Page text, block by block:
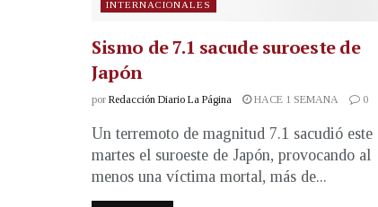
INTERNACIONALES
Sismo de 7.1 sacude suroeste de
Japón
por Redacción Diario La Página HACE 1 SEMANA 0
Un terremoto de magnitud 7.1 sacudió este
martes el suroeste de Japón, provocando al
menos una víctima mortal, más de...